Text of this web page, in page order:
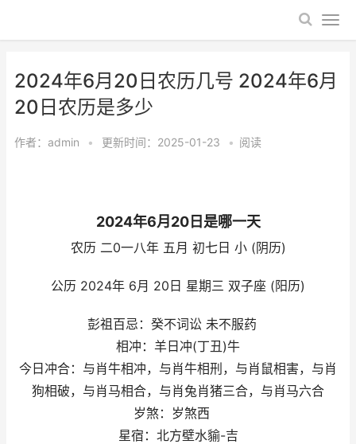
2024年6月20日农历几号 2024年6月
20日农历是多少
作者： admin • 更新时间：2025-01-23 • 阅读
2024年6月20日是哪一天
农历 二0一八年 五月 初七日 小 (阴历)
公历 2024年 6月 20日 星期三 双子座 (阳历)
彭祖百忌：癸不词讼 未不服药
相冲：羊日冲(丁丑)牛
今日冲合：与肖牛相冲，与肖牛相刑，与肖鼠相害，与肖
狗相破，与肖马相合，与肖兔肖猪三合，与肖马六合
岁煞：岁煞西
星宿：北方壁水貐-吉